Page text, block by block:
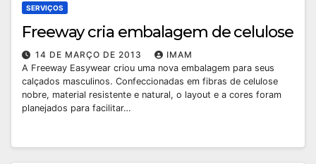
SERVIÇOS
Freeway cria embalagem de celulose
14 DE MARÇO DE 2013
IMAM
A Freeway Easywear criou uma nova embalagem para seus
calçados masculinos. Confeccionadas em fibras de celulose
nobre, material resistente e natural, o layout e a cores foram
planejados para facilitar…